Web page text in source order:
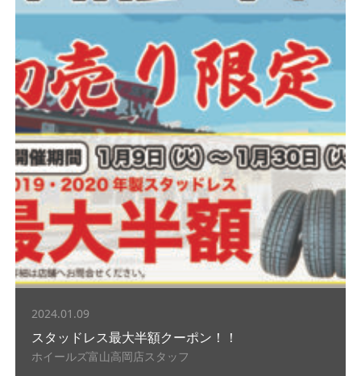
2024.01.09
スタッドレス最大半額クーポン！！
ホイールズ富山高岡店スタッフ